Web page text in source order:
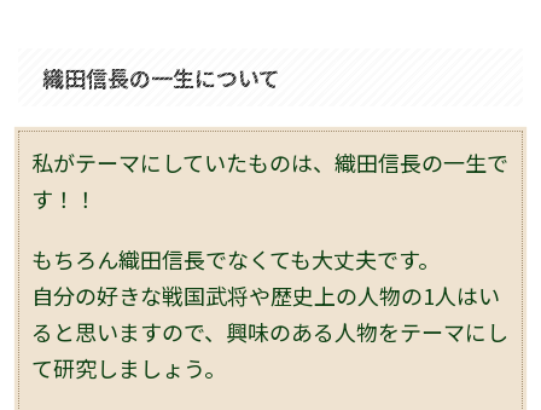
織田信長の一生について
私がテーマにしていたものは、織田信長の一生で
す！！
もちろん織田信長でなくても大丈夫です。
自分の好きな戦国武将や歴史上の人物の1人はい
ると思いますので、興味のある人物をテーマにし
て研究しましょう。